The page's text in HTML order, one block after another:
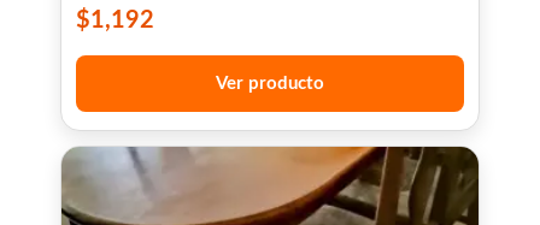
$1,192
Ver producto